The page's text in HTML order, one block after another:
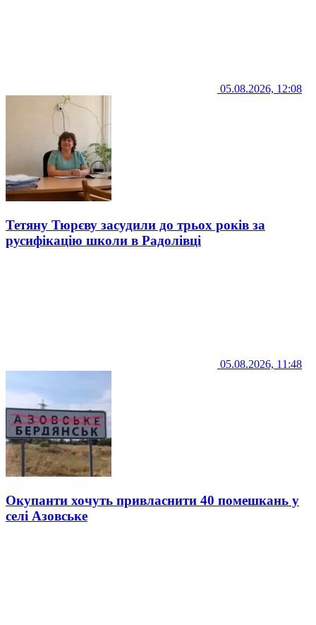
05.08.2026, 12:08
Тетяну Тюрєву засудили до трьох років за
русифікацію школи в Радолівці
05.08.2026, 11:48
Окупанти хочуть привласнити 40 помешкань у
селі Азовське